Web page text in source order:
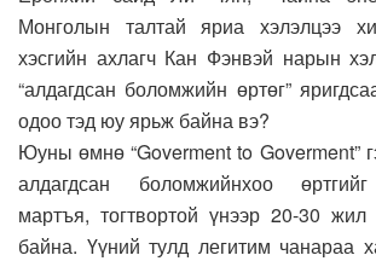
Монголын талтай яриа хэлэлцээ
хэсгийн ахлагч Кан Фэнвэй нарын
“алдагдсан боломжийн өртөг”
одоо тэд юу ярьж байна вэ?
Юуны өмнө “Goverment to Goverment”
алдагдсан боломжийнхоо өртгийг
мартъя, тогтвортой үнээр 20-30
байна. Үүний тулд легитим чанараа